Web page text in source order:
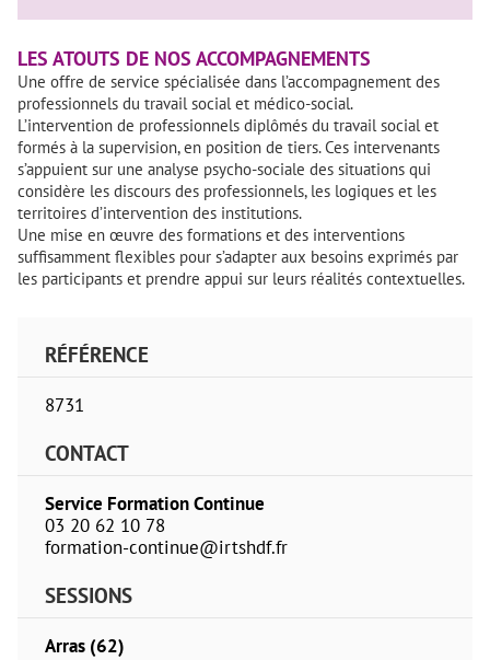
LES ATOUTS DE NOS ACCOMPAGNEMENTS
Une offre de service spécialisée dans l’accompagnement des
professionnels du travail social et médico-social.
L’intervention de professionnels diplômés du travail social et
formés à la supervision, en position de tiers. Ces intervenants
s’appuient sur une analyse psycho-sociale des situations qui
considère les discours des professionnels, les logiques et les
territoires d’intervention des institutions.
Une mise en œuvre des formations et des interventions
suffisamment flexibles pour s’adapter aux besoins exprimés par
les participants et prendre appui sur leurs réalités contextuelles.
RÉFÉRENCE
8731
CONTACT
Service Formation Continue
03 20 62 10 78
formation-continue@irtshdf.fr
SESSIONS
Arras (62)